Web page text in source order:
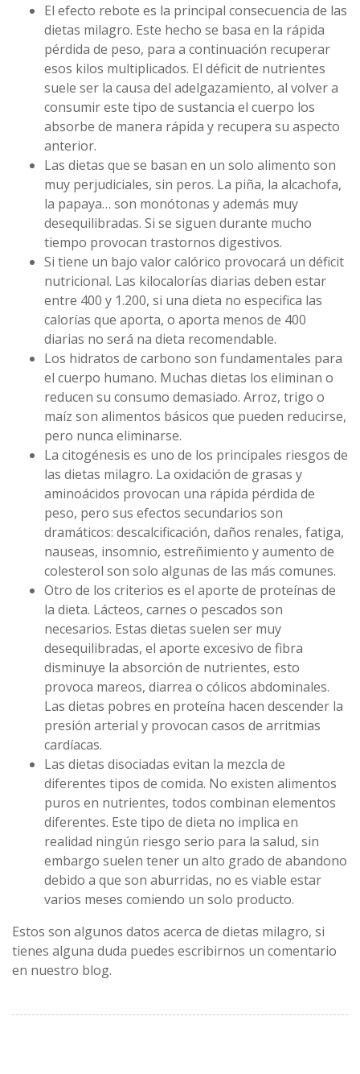
El efecto rebote es la principal consecuencia de las
dietas milagro. Este hecho se basa en la rápida
pérdida de peso, para a continuación recuperar
esos kilos multiplicados. El déficit de nutrientes
suele ser la causa del adelgazamiento, al volver a
consumir este tipo de sustancia el cuerpo los
absorbe de manera rápida y recupera su aspecto
anterior.
Las dietas que se basan en un solo alimento son
muy perjudiciales, sin peros. La piña, la alcachofa,
la papaya… son monótonas y además muy
desequilibradas. Si se siguen durante mucho
tiempo provocan trastornos digestivos.
Si tiene un bajo valor calórico provocará un déficit
nutricional. Las kilocalorías diarias deben estar
entre 400 y 1.200, si una dieta no especifica las
calorías que aporta, o aporta menos de 400
diarias no será na dieta recomendable.
Los hidratos de carbono son fundamentales para
el cuerpo humano. Muchas dietas los eliminan o
reducen su consumo demasiado. Arroz, trigo o
maíz son alimentos básicos que pueden reducirse,
pero nunca eliminarse.
La citogénesis es uno de los principales riesgos de
las dietas milagro. La oxidación de grasas y
aminoácidos provocan una rápida pérdida de
peso, pero sus efectos secundarios son
dramáticos: descalcificación, daños renales, fatiga,
nauseas, insomnio, estreñimiento y aumento de
colesterol son solo algunas de las más comunes.
Otro de los criterios es el aporte de proteínas de
la dieta. Lácteos, carnes o pescados son
necesarios. Estas dietas suelen ser muy
desequilibradas, el aporte excesivo de fibra
disminuye la absorción de nutrientes, esto
provoca mareos, diarrea o cólicos abdominales.
Las dietas pobres en proteína hacen descender la
presión arterial y provocan casos de arritmias
cardíacas.
Las dietas disociadas evitan la mezcla de
diferentes tipos de comida. No existen alimentos
puros en nutrientes, todos combinan elementos
diferentes. Este tipo de dieta no implica en
realidad ningún riesgo serio para la salud, sin
embargo suelen tener un alto grado de abandono
debido a que son aburridas, no es viable estar
varios meses comiendo un solo producto.
Estos son algunos datos acerca de dietas milagro, si
tienes alguna duda puedes escribirnos un comentario
en nuestro blog.